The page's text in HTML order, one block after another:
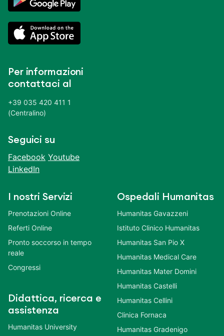
Per informazioni
contattaci al
+39 035 420 411 1
(Centralino)
Seguici su
Facebook Youtube
LinkedIn
I nostri Servizi
Prenotazioni Online
Referti Online
Pronto soccorso in tempo
reale
Congressi
Didattica, ricerca e
assistenza
Humanitas University
Ospedali Humanitas
Humanitas Gavazzeni
Istituto Clinico Humanitas
Humanitas San Pio X
Humanitas Medical Care
Humanitas Mater Domini
Humanitas Castelli
Humanitas Cellini
Clinica Fornaca
Humanitas Gradenigo